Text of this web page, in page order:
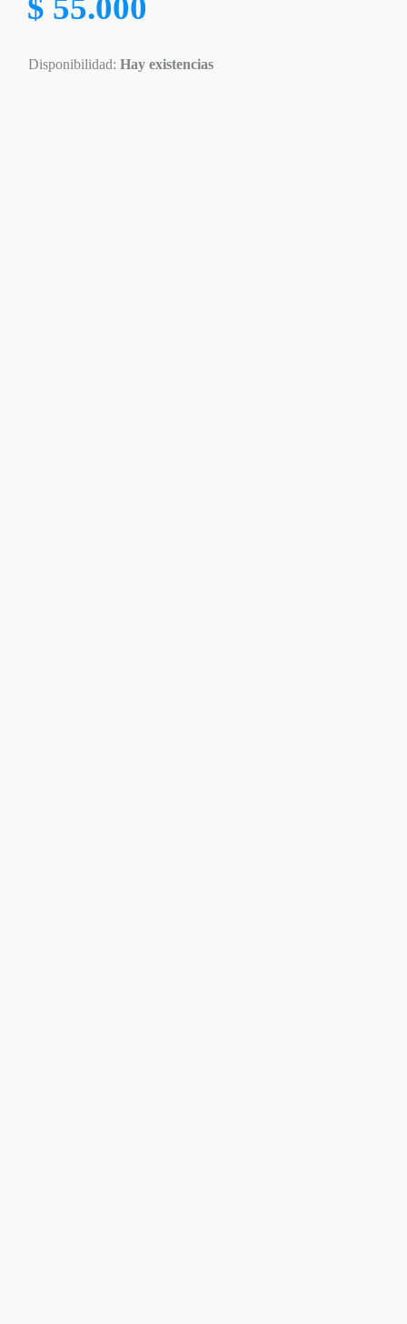
$ 55.000
Disponibilidad: Hay existencias